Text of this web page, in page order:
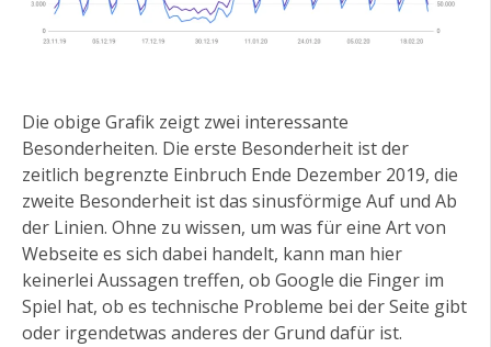
Die obige Grafik zeigt zwei interessante
Besonderheiten. Die erste Besonderheit ist der
zeitlich begrenzte Einbruch Ende Dezember 2019, die
zweite Besonderheit ist das sinusförmige Auf und Ab
der Linien. Ohne zu wissen, um was für eine Art von
Webseite es sich dabei handelt, kann man hier
keinerlei Aussagen treffen, ob Google die Finger im
Spiel hat, ob es technische Probleme bei der Seite gibt
oder irgendetwas anderes der Grund dafür ist.